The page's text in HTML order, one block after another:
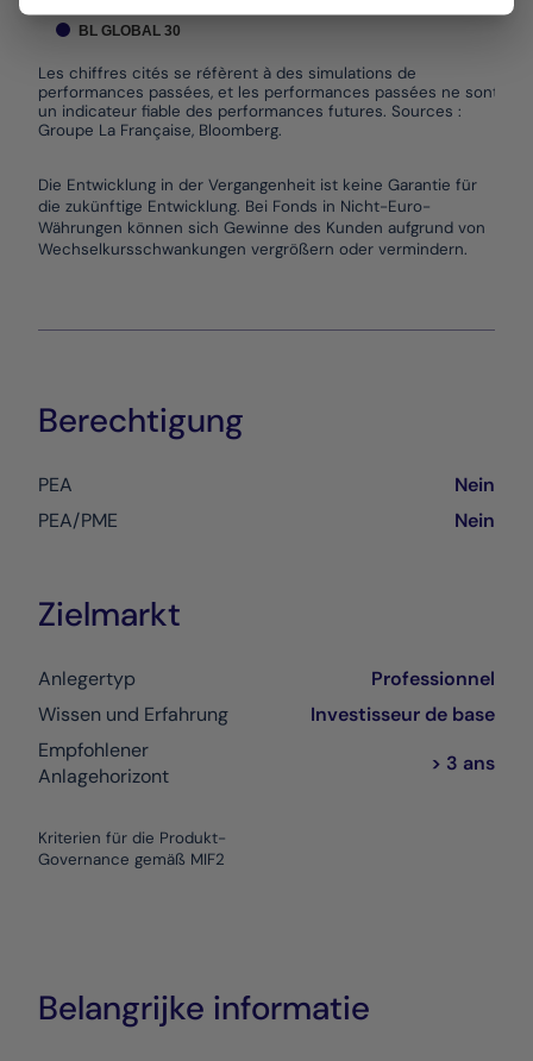
Les chiffres cités se réfèrent à des simulations de
performances passées, et les performances passées ne sont pas
un indicateur fiable des performances futures. Sources :
Groupe La Française, Bloomberg.
BL GLOBAL 30
Die Entwicklung in der Vergangenheit ist keine Garantie für
die zukünftige Entwicklung. Bei Fonds in Nicht-Euro-
Währungen können sich Gewinne des Kunden aufgrund von
Wechselkursschwankungen vergrößern oder vermindern.
Berechtigung
PEA
Nein
PEA/PME
Nein
Zielmarkt
Anlegertyp
Professionnel
Wissen und Erfahrung
Investisseur de base
Empfohlener
Anlagehorizont
> 3 ans
Kriterien für die Produkt-
Governance gemäß MIF2
Belangrijke informatie